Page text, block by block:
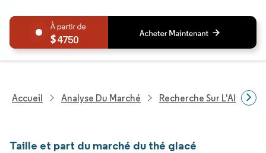
4750
Accueil Analyse Du Marché Recherche Sur
Taille et part du marché du thé glacé